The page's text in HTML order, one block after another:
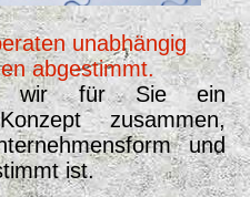
unabhängig
abgestimmt.
wir für Sie ein
zusammen,
und
ist.